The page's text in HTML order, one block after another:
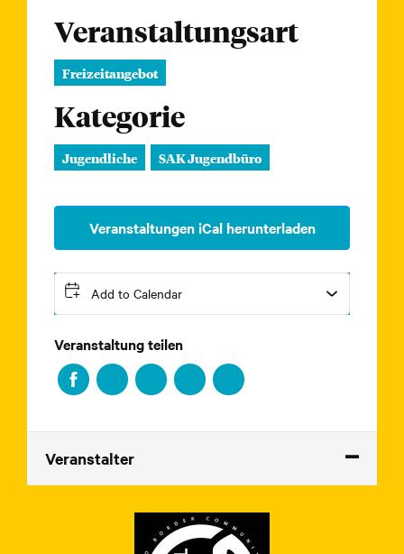
Veranstaltungsart
Freizeitangebot
Kategorie
Jugendliche SAK Jugendbüro
Veranstaltungen iCal herunterladen
Add to Calendar
Veranstaltung teilen
Veranstalter